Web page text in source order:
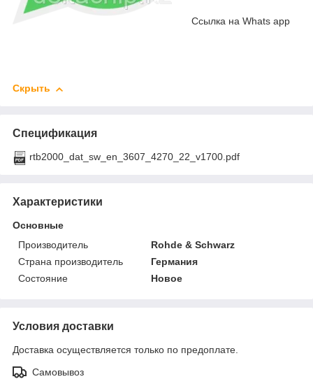
Cсылка на Whats app
Скрыть
Спецификация
rtb2000_dat_sw_en_3607_4270_22_v1700.pdf
Характеристики
Основные
Производитель
Rohde & Schwarz
Страна производитель
Германия
Состояние
Новое
Условия доставки
Доставка осуществляется только по предоплате.
Самовывоз